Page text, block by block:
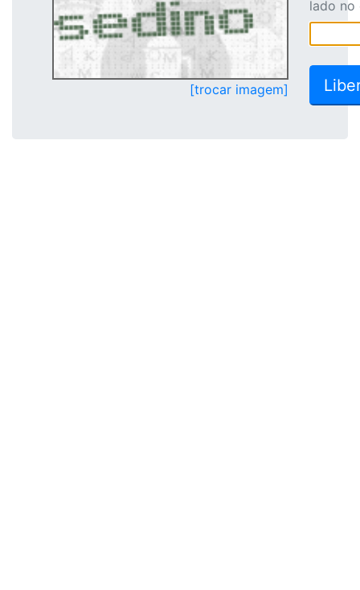
[trocar imagem]
lado no